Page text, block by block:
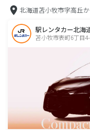
北海道苫小牧市字高丘
駅レンタカー北海
苫小牧市表町6丁目